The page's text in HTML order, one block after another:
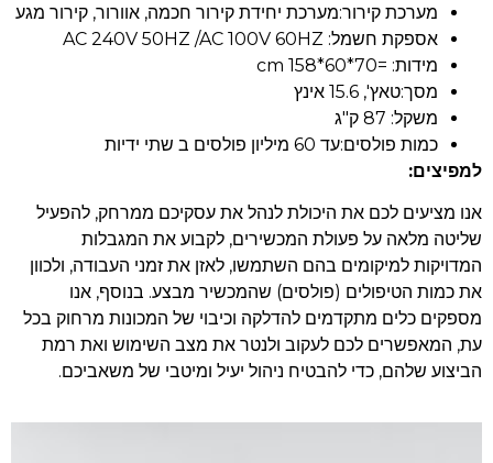
מערכת קירור:מערכת יחידת קירור חכמה, אוורור, קירור מגע
אספקת חשמל: AC 240V 50HZ /AC 100V 60HZ
מידות: =70*60*158 cm
מסך:טאץ', 15.6 אינץ
משקל: 87 ק"ג
כמות פולסים:עד 60 מיליון פולסים ב שתי ידיות
למפיצים:
אנו מציעים לכם את היכולת לנהל את עסקיכם ממרחק, להפעיל
שליטה מלאה על פעולת המכשירים, לקבוע את המגבלות
המדויקות למיקומים בהם השתמשו, לאזן את זמני העבודה, ולכוון
את כמות הטיפולים (פולסים) שהמכשיר מבצע. בנוסף, אנו
מספקים כלים מתקדמים להדלקה וכיבוי של המכונות מרחוק בכל
עת, המאפשרים לכם לעקוב ולנטר את מצב השימוש ואת רמת
הביצוע שלהם, כדי להבטיח ניהול יעיל ומיטבי של משאביכם.